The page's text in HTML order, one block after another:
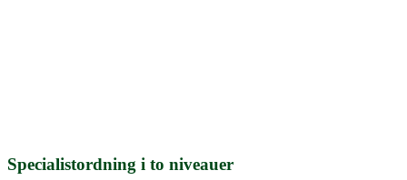
Specialistordning i to niveauer